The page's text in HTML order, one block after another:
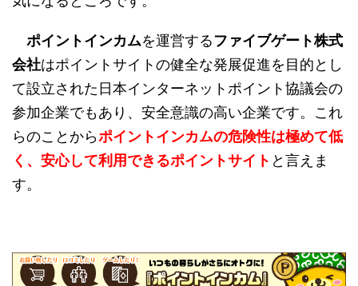
ポイントインカムを運営するファイブゲート株式
会社はポイントサイトの健全な発展促進を目的とし
て設立された日本インターネットポイント協議会の
参加企業でもあり、安全意識の高い企業です。これ
らのことからポイントインカムの危険性は極めて低
く、安心して利用できるポイントサイト と言えま
す。